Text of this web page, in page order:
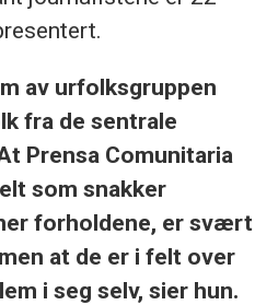
av urfolksgruppen
fra de sentrale
Prensa Comunitaria
som snakker
forholdene, er svært
at de er i felt over
i seg selv, sier hun.